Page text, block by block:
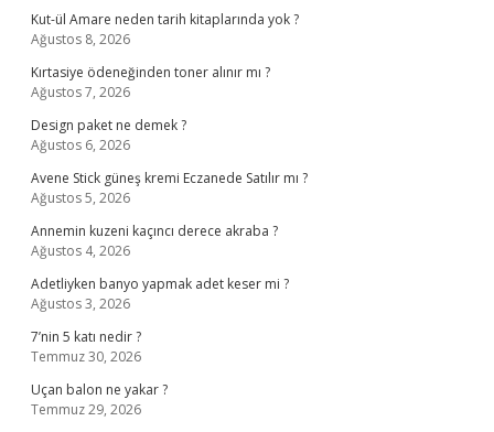
Kut-ül Amare neden tarih kitaplarında yok ?
Ağustos 8, 2026
Kırtasiye ödeneğinden toner alınır mı ?
Ağustos 7, 2026
Design paket ne demek ?
Ağustos 6, 2026
Avene Stick güneş kremi Eczanede Satılır mı ?
Ağustos 5, 2026
Annemin kuzeni kaçıncı derece akraba ?
Ağustos 4, 2026
Adetliyken banyo yapmak adet keser mi ?
Ağustos 3, 2026
7’nin 5 katı nedir ?
Temmuz 30, 2026
Uçan balon ne yakar ?
Temmuz 29, 2026